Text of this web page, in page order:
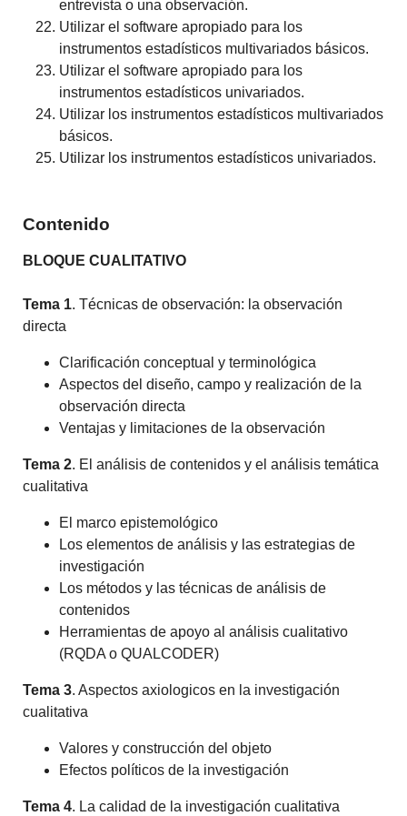
entrevista o una observación.
Utilizar el software apropiado para los
instrumentos estadísticos multivariados básicos.
Utilizar el software apropiado para los
instrumentos estadísticos univariados.
Utilizar los instrumentos estadísticos multivariados
básicos.
Utilizar los instrumentos estadísticos univariados.
Contenido
BLOQUE CUALITATIVO
Tema 1. Técnicas de observación: la observación
directa
Clarificación conceptual y terminológica
Aspectos del diseño, campo y realización de la
observación directa
Ventajas y limitaciones de la observación
Tema 2. El análisis de contenidos y el análisis temática
cualitativa
El marco epistemológico
Los elementos de análisis y las estrategias de
investigación
Los métodos y las técnicas de análisis de
contenidos
Herramientas de apoyo al análisis cualitativo
(RQDA o QUALCODER)
Tema 3. Aspectos axiologicos en la investigación
cualitativa
Valores y construcción del objeto
Efectos políticos de la investigación
Tema 4. La calidad de la investigación cualitativa